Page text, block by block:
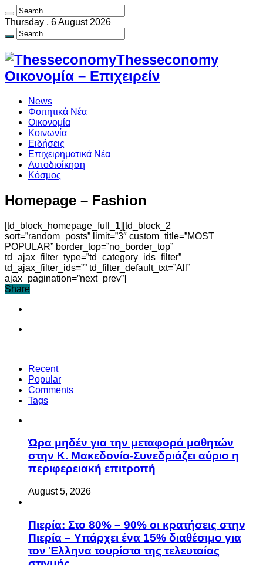
Thursday , 6 August 2026
Thesseconomy
Οικονομία – Επιχειρείν
News
Φοιτητικά Νέα
Οικονομία
Κοινωνία
Ειδήσεις
Επιχειρηματικά Νέα
Αυτοδιοίκηση
Κόσμος
Homepage – Fashion
[td_block_homepage_full_1][td_block_2
sort=”random_posts” limit=”3″ custom_title=”MOST
POPULAR” border_top=”no_border_top”
td_ajax_filter_type=”td_category_ids_filter”
td_ajax_filter_ids=”” td_filter_default_txt=”All”
ajax_pagination=”next_prev”]
Share
Recent
Popular
Comments
Tags
Ώρα μηδέν για την μεταφορά μαθητών
στην Κ. Μακεδονία-Συνεδριάζει αύριο η
περιφερειακή επιτροπή
August 5, 2026
Πιερία: Στο 80% – 90% οι κρατήσεις στην
Πιερία – Υπάρχει ένα 15% διαθέσιμο για
τον Έλληνα τουρίστα της τελευταίας